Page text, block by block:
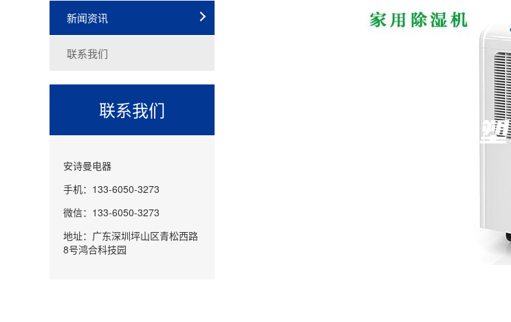
新闻资讯
联系我们
联系我们
安诗曼电器
手机：133-6050-3273
微信：133-6050-3273
地址：广东深圳坪山区青松西路
8号鸿合科技园